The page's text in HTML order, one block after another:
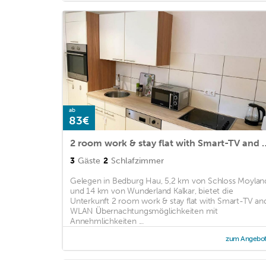
ab
83€
2 room work
3 Gäste 2 Schlafzimmer
Gelegen in Bedburg Hau, 5,2 km von Schloss
und 14 km von Wunderland Kalkar, bietet die
Unterkunft 2 room work & stay flat with Smart-TV
WLAN Übernachtungsmöglichkeiten mit
Annehmlichkeiten ...
zum Angebot